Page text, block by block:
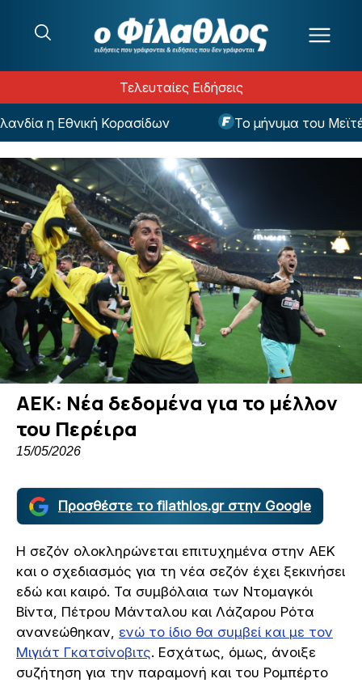
Τελευταίες Ειδήσεις
η Εθνική Κορασίδων Το μήνυμα του Μεϊτέ
ΑΕΚ: Νέα δεδομένα για το μέλλον
του Περέιρα
15/05/2026
Προσθέστε το filathlos.gr στην Google
Η σεζόν ολοκληρώνεται επιτυχημένα στην ΑΕΚ
και ο σχεδιασμός για τη νέα σεζόν έχει ξεκινήσει
εδώ και καιρό. Τα συμβόλαια των Ντομαγκόι
Βίντα, Πέτρου Μάνταλου και Λάζαρου Ρότα
ανανεώθηκαν, ενώ το ίδιο θα συμβεί και με τον
Μιγιάτ Γκατσίνοβιτς. Εσχάτως, όμως, άνοιξε
συζήτηση για την παραμονή και του Ρομπέρτο